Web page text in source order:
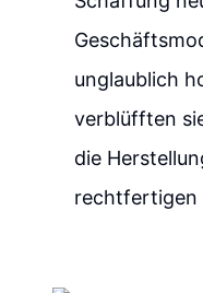
unglaublich
verblüfften
die
rechtfertigen